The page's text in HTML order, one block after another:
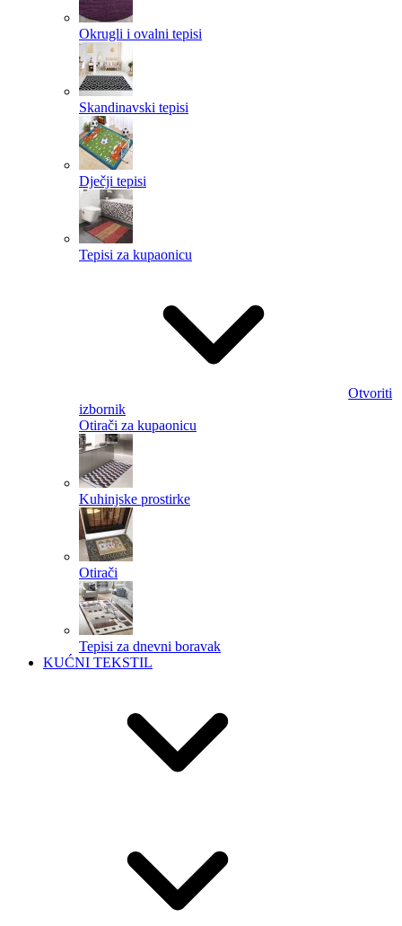
Okrugli i ovalni tepisi
Skandinavski tepisi
Dječji tepisi
Tepisi za kupaonicu
Otvoriti
izbornik
Otirači za kupaonicu
Kuhinjske prostirke
Otirači
Tepisi za dnevni boravak
KUĆNI TEKSTIL